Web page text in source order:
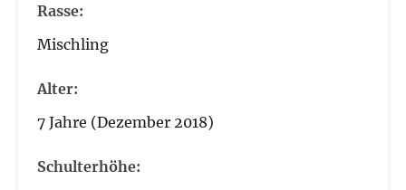
Rasse:
Mischling
Alter:
7 Jahre (Dezember 2018)
Schulterhöhe: